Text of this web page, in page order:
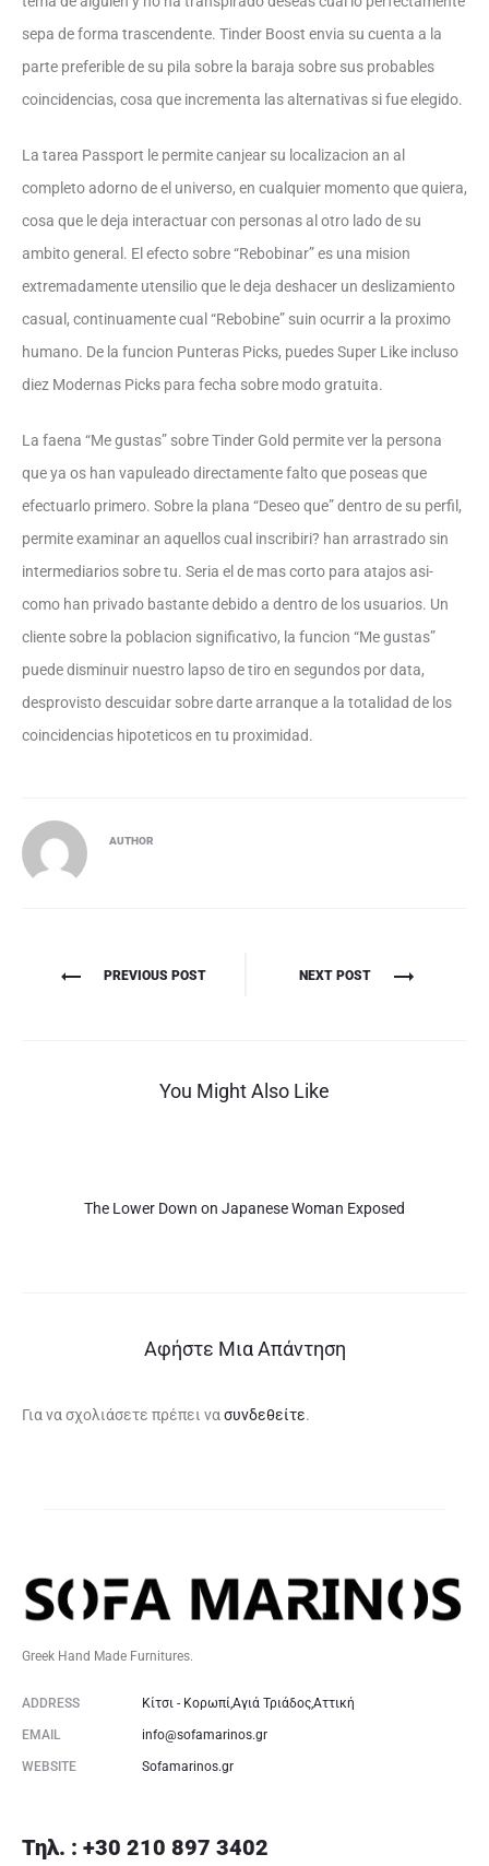
sepa de forma trascendente. Tinder Boost envia su cuenta a la
parte preferible de su pila sobre la baraja sobre sus probables
coincidencias, cosa que incrementa las alternativas si fue elegido.
La tarea Passport le permite canjear su localizacion an al
completo adorno de el universo, en cualquier momento que quiera,
cosa que le deja interactuar con personas al otro lado de su
ambito general. El efecto sobre “Rebobinar” es una mision
extremadamente utensilio que le deja deshacer un deslizamiento
casual, continuamente cual “Rebobine” suin ocurrir a la proximo
humano. De la funcion Punteras Picks, puedes Super Like incluso
diez Modernas Picks para fecha sobre modo gratuita.
La faena “Me gustas” sobre Tinder Gold permite ver la persona
que ya os han vapuleado directamente falto que poseas que
efectuarlo primero. Sobre la plana “Deseo que” dentro de su perfil,
permite examinar an aquellos cual inscribiri? han arrastrado sin
intermediarios sobre tu. Seri­a el de mas corto para atajos asi­
como han privado bastante debido a dentro de los usuarios. Un
cliente sobre la poblacion significativo, la funcion “Me gustas”
puede disminuir nuestro lapso de tiro en segundos por data,
desprovisto descuidar sobre darte arranque a la totalidad de los
coincidencias hipoteticos en tu proximidad.
AUTHOR
Πλοήγηση
PREVIOUS POST NEXT POST
You Might Also Like
The Lower Down on Japanese Woman Exposed
Αφήστε Μια Απάντηση
Για να σχολιάσετε πρέπει να συνδεθείτε.
Greek Hand Made Furnitures.
ADDRESS Κίτσι - Κορωπί,Αγιά Τριάδος,Αττική
EMAIL info@sofamarinos.gr
WEBSITE Sofamarinos.gr
Τηλ. : +30 210 897 3402